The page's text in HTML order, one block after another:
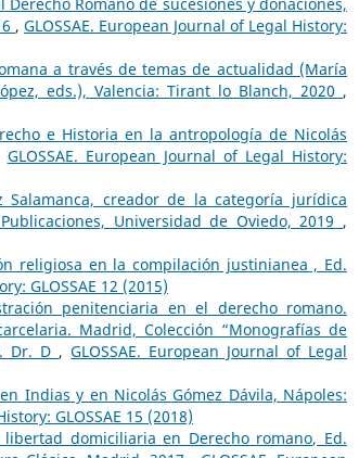
Romano de sucesiones y donaciones,
, GLOSSAE. European Journal of Legal History:
a través de temas de actualidad (María
eds.), Valencia: Tirant lo Blanch, 2020 ,
e Historia en la antropología de Nicolás
GLOSSAE. European Journal of Legal History:
Salamanca, creador de la categoría jurídica
Universidad de Oviedo, 2019 ,
religiosa en la compilación justinianea , Ed.
GLOSSAE 12 (2015)
penitenciaria en el derecho romano.
Madrid, Colección “Monografías de
Dr. D ,GLOSSAE. European Journal of Legal
Indias y en Nicolás Gómez Dávila, Nápoles:
GLOSSAE 15 (2018)
domiciliaria en Derecho romano, Ed.